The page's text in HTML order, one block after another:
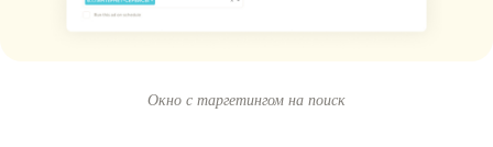
Окно с таргетингом на поиск